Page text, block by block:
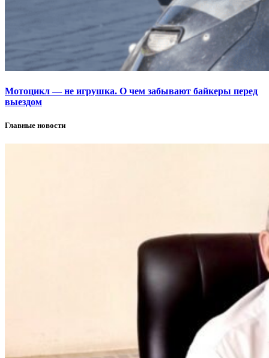
Мотоцикл — не игрушка. О чем забывают байкеры перед
выездом
Главные новости